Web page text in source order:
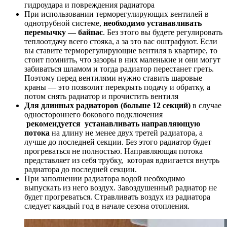
гидроудара и повреждения радиатора
При использовании терморегулирующих вентилей в
однотрубной системе, необходимо устанавливать
перемычку — байпас. Без этого вы будете регулировать
теплоотдачу всего стояка, а за это вас оштрафуют. Если
вы ставите терморегулирующие вентиля в квартире, то
стоит помнить, что зазоры в них маленькие и они могут
забиваться шламом и тогда радиатор перестанет греть.
Поэтому перед вентилями нужно ставить шаровые
краны — это позволит перекрыть подачу и обратку, а
потом снять радиатор и прочистить вентиля
Для длинных радиаторов (больше 12 секций) в случае
одностороннего бокового подключения
рекомендуется устанавливать направляющую
потока на длину не менее двух третей радиатора, а
лучше до последней секции. Без этого радиатор будет
прогреваться не полностью. Направляющая потока
представляет из себя трубку, которая вдвигается внутрь
радиатора до последней секции.
При заполнении радиатора водой необходимо
выпускать из него воздух. Завоздушенный радиатор не
будет прогреваться. Стравливать воздух из радиатора
следует каждый год в начале сезона отопления.